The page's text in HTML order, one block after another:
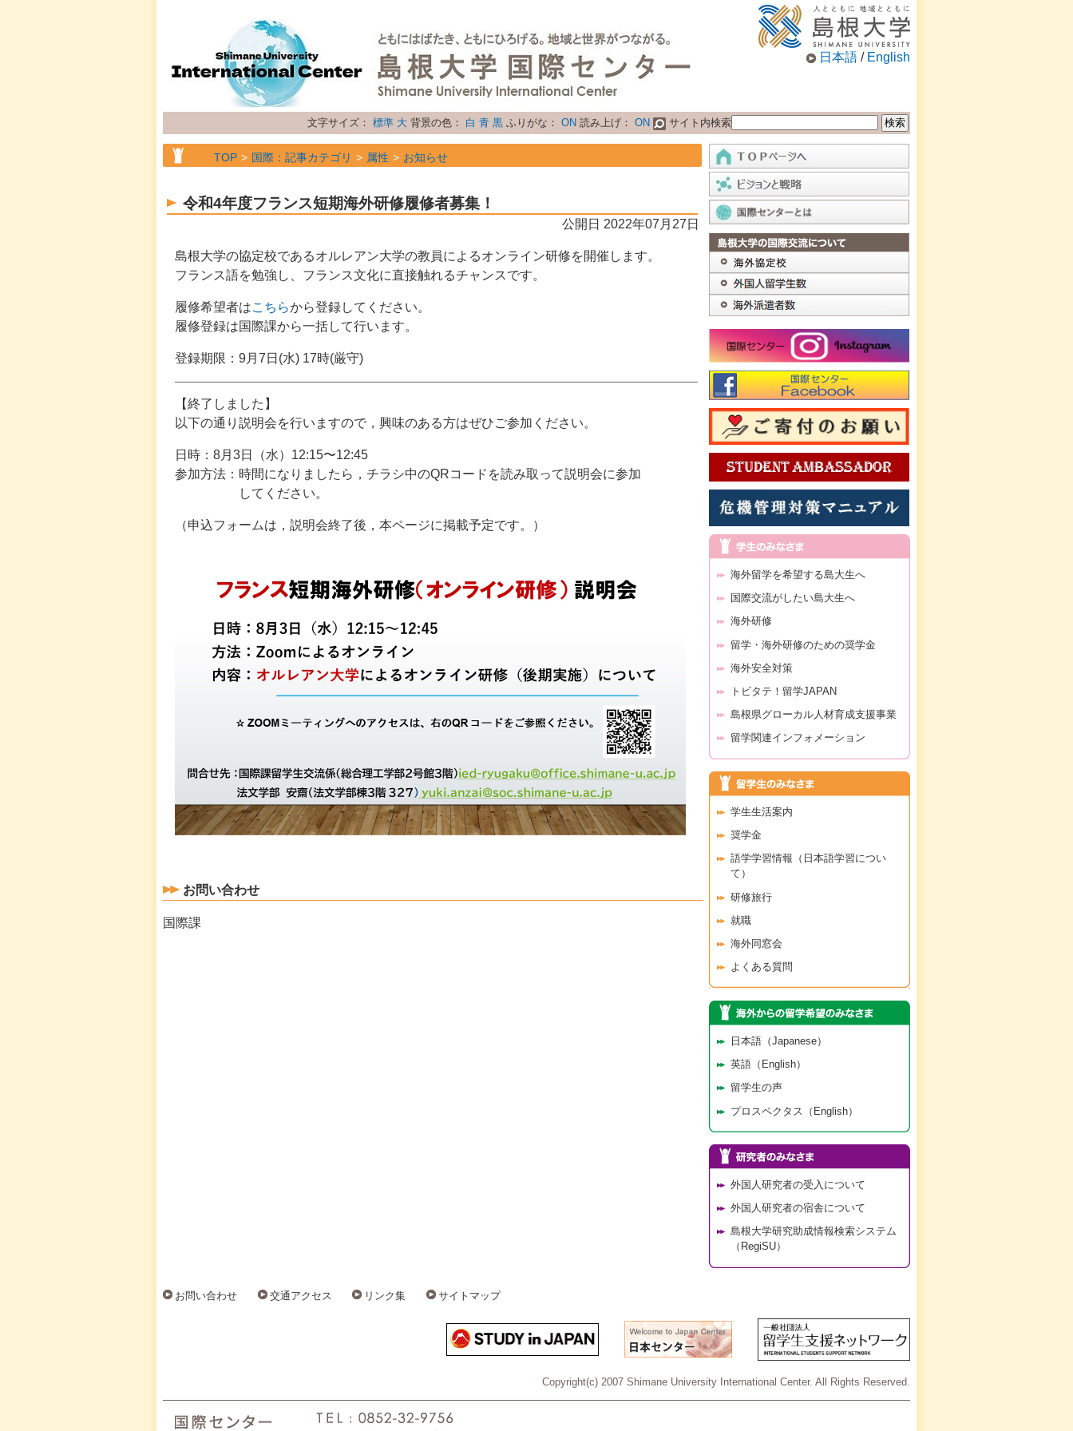
日本語 / English
文字サイズ： 標準 大 背景の色： 白 青 黒 ふりがな： ON 読み上げ： ON サイト内検索
TOP 国際：記事カテゴリ 属性 お知らせ
令和4年度フランス短期海外研修履修者募集！
公開日 2022年07月27日
島根⼤学の協定校であるオルレアン⼤学の教員によるオンライン研修を開催します。
フランス語を勉強し、フランス⽂化に直接触れるチャンスです。
履修希望者はこちらから登録してください。
履修登録は国際課から一括して行います。
登録期限：9月7日(水) 17時(厳守)
【終了しました】
以下の通り説明会を⾏いますので，興味のある方はぜひご参加ください。
日時：8月3日（水）12:15〜12:45
参加方法：時間になりましたら，チラシ中のQRコードを読み取って説明会に参加
してください。
（申込フォームは，説明会終了後，本ページに掲載予定です。）
お問い合わせ
国際課
海外留学を希望する島大生へ
国際交流がしたい島大生へ
海外研修
留学・海外研修のための奨学金
海外安全対策
トビタテ！留学JAPAN
島根県グローカル人材育成支援事業
留学関連インフォメーション
学生生活案内
奨学金
語学学習情報（日本語学習につい
て）
研修旅行
就職
海外同窓会
よくある質問
日本語（Japanese）
英語（English）
留学生の声
プロスペクタス（English）
外国人研究者の受入について
外国人研究者の宿舎について
島根大学研究助成情報検索システム
（RegiSU）
お問い合わせ 交通アクセス リンク集 サイトマップ
Copyright(c) 2007 Shimane University International Center. All Rights Reserved.